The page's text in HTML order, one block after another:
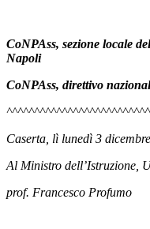
CoNPAss, sezione locale
CoNPAss, direttivo
Caserta , lì lunedì 3
Al Ministro dell’Istruzione,
prof. Francesco Profumo